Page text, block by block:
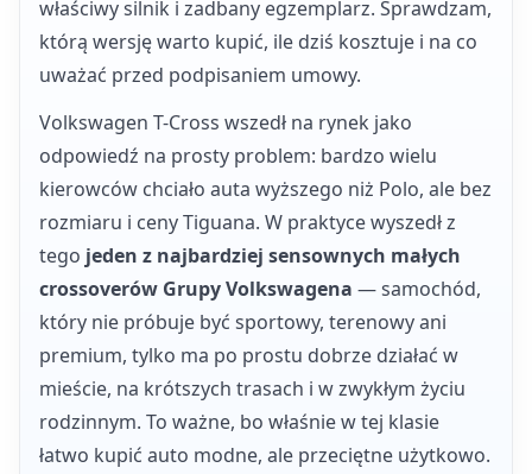
właściwy silnik i zadbany egzemplarz. Sprawdzam,
którą wersję warto kupić, ile dziś kosztuje i na co
uważać przed podpisaniem umowy.
Volkswagen T-Cross wszedł na rynek jako
odpowiedź na prosty problem: bardzo wielu
kierowców chciało auta wyższego niż Polo, ale bez
rozmiaru i ceny Tiguana. W praktyce wyszedł z
tego jeden z najbardziej sensownych małych
crossoverów Grupy Volkswagena — samochód,
który nie próbuje być sportowy, terenowy ani
premium, tylko ma po prostu dobrze działać w
mieście, na krótszych trasach i w zwykłym życiu
rodzinnym. To ważne, bo właśnie w tej klasie
łatwo kupić auto modne, ale przeciętne użytkowo.